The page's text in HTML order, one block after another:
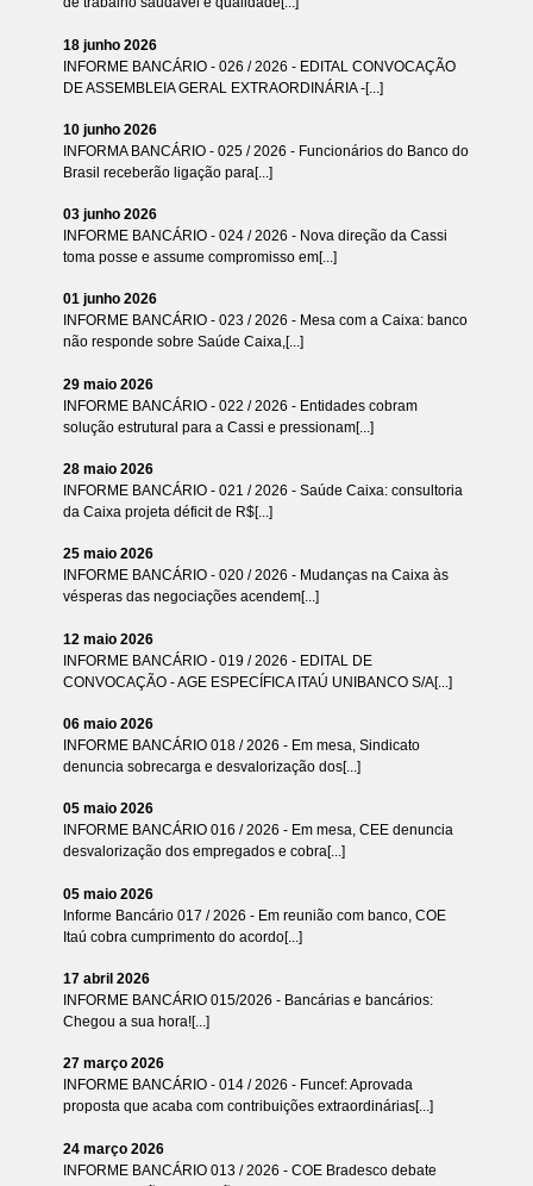
18 junho 2026
INFORME BANCÁRIO - 026 / 2026 - EDITAL CONVOCAÇÃO
DE ASSEMBLEIA GERAL EXTRAORDINÁRIA -[...]
10 junho 2026
INFORMA BANCÁRIO - 025 / 2026 - Funcionários do Banco do
Brasil receberão ligação para[...]
03 junho 2026
INFORME BANCÁRIO - 024 / 2026 - Nova direção da Cassi
toma posse e assume compromisso em[...]
01 junho 2026
INFORME BANCÁRIO - 023 / 2026 - Mesa com a Caixa: banco
não responde sobre Saúde Caixa,[...]
29 maio 2026
INFORME BANCÁRIO - 022 / 2026 - Entidades cobram
solução estrutural para a Cassi e pressionam[...]
28 maio 2026
INFORME BANCÁRIO - 021 / 2026 - Saúde Caixa: consultoria
da Caixa projeta déficit de R$[...]
25 maio 2026
INFORME BANCÁRIO - 020 / 2026 - Mudanças na Caixa às
vésperas das negociações acendem[...]
12 maio 2026
INFORME BANCÁRIO - 019 / 2026 - EDITAL DE
CONVOCAÇÃO - AGE ESPECÍFICA ITAÚ UNIBANCO S/A[...]
06 maio 2026
INFORME BANCÁRIO 018 / 2026 - Em mesa, Sindicato
denuncia sobrecarga e desvalorização dos[...]
05 maio 2026
INFORME BANCÁRIO 016 / 2026 - Em mesa, CEE denuncia
desvalorização dos empregados e cobra[...]
05 maio 2026
Informe Bancário 017 / 2026 - Em reunião com banco, COE
Itaú cobra cumprimento do acordo[...]
17 abril 2026
INFORME BANCÁRIO 015/2026 - Bancárias e bancários:
Chegou a sua hora![...]
27 março 2026
INFORME BANCÁRIO - 014 / 2026 - Funcef: Aprovada
proposta que acaba com contribuições extraordinárias[...]
24 março 2026
INFORME BANCÁRIO 013 / 2026 - COE Bradesco debate